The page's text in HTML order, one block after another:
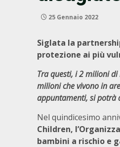
25 Gennaio 2022
Siglata la
protezione ai più
Tra questi, i 2 milioni
milioni che vivono in
appuntamenti, si potrà
Nel quindicesimo
Children,
bambini a rischio e